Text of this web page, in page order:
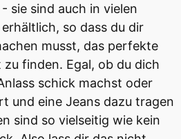
sie sind auch in vielen
so dass du dir
musst, das perfekte
finden. Egal, ob du dich
schick machst oder
und eine Jeans dazu tragen
sind so vielseitig wie kein